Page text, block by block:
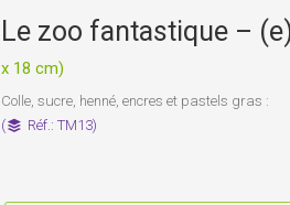
Le zoo fantastique –
x 18 cm)
Colle, sucre, henné, encres et pastels gras :
(
Réf.: TM13)